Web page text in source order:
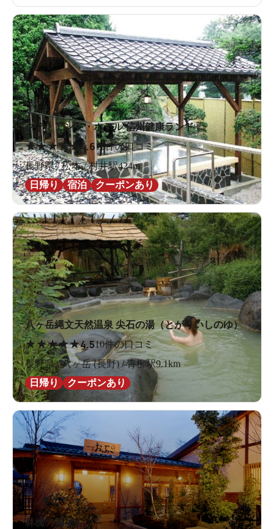
クア・アンド・ホテル 信州健康ランド
★★★★★4.616件の口コミ
長野県 / 松本 / 村井駅424m
日帰り
宿泊 クーポンあり
八ヶ岳縄文天然温泉 尖石の湯（とがりいしのゆ）
★★★★★4.510件の口コミ
長野県 / 八ヶ岳 (長野) / 青柳駅9.1km
日帰り
クーポンあり
林檎の湯屋おぶ～